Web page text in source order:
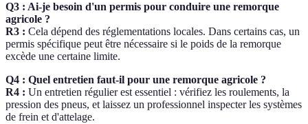
Q3 : Ai-je besoin d'un permis pour conduire une remorque
agricole ?
R3 : Cela dépend des réglementations locales. Dans certains cas, un
permis spécifique peut être nécessaire si le poids de la remorque
excède une certaine limite.
Q4 : Quel entretien faut-il pour une remorque agricole ?
R4 : Un entretien régulier est essentiel : vérifiez les roulements, la
pression des pneus, et laissez un professionnel inspecter les systèmes
de frein et d'attelage.